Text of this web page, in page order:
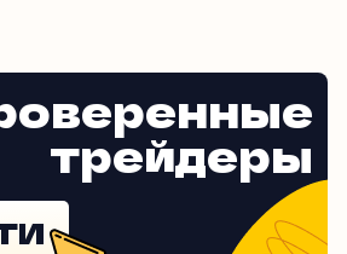
трейдеры